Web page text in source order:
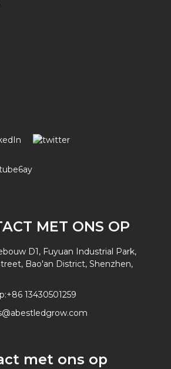
MET ONS OP
D1, Fuyuan Industrial Park,
Bao'an District, Shenzhen,
+86 13430501259
met ons op